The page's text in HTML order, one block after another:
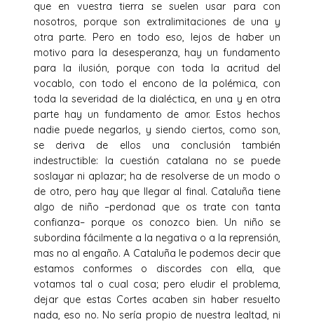
que en vuestra tierra se suelen usar para con
nosotros, porque son extralimitaciones de una y
otra parte. Pero en todo eso, lejos de haber un
motivo para la desesperanza, hay un fundamento
para la ilusión, porque con toda la acritud del
vocablo, con todo el encono de la polémica, con
toda la severidad de la dialéctica, en una y en otra
parte hay un fundamento de amor. Estos hechos
nadie puede negarlos, y siendo ciertos, como son,
se deriva de ellos una conclusión también
indestructible: la cuestión catalana no se puede
soslayar ni aplazar; ha de resolverse de un modo o
de otro, pero hay que llegar al final. Cataluña tiene
algo de niño –perdonad que os trate con tanta
confianza– porque os conozco bien. Un niño se
subordina fácilmente a la negativa o a la reprensión,
mas no al engaño. A Cataluña le podemos decir que
estamos conformes o discordes con ella, que
votamos tal o cual cosa; pero eludir el problema,
dejar que estas Cortes acaben sin haber resuelto
nada, eso no. No sería propio de nuestra lealtad, ni